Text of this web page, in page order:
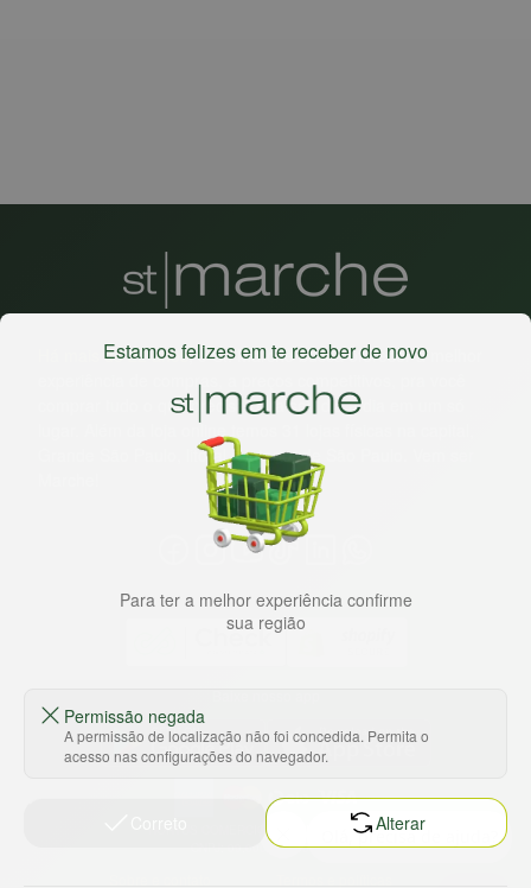
Há mais de 22 anos, o St. Marche busca oferecer a melhor
experiência de compras, a preços competitivos, pra você
comprar tudo o que precisa para seu dia a dia em um só
lugar. Além da loja online temos 31 lojas físicas na capital,
Grande São Paulo, litoral e interior de São Paulo. Vem ser
HORTUS COMERCIO DE ALIMENTOS S.A
CNPJ: 09.000.493/0002-15
Estamos felizes em te receber de novo
Para ter a melhor experiência confirme
sua região
Permissão negada
A permissão de localização não foi concedida. Permita o
acesso nas configurações do navegador.
Alterar